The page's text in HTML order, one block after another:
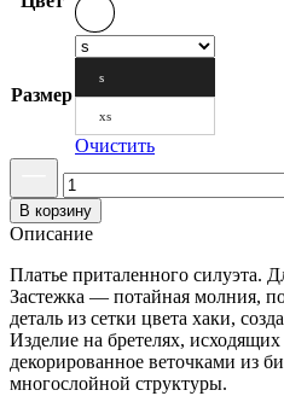
Размер
s
xs
Очистить
В корзину
Описание
Платье приталенного силуэта.
Застежка — потайная молния,
деталь из сетки цвета хаки,
Изделие на бретелях, исходящих
декорированное веточками из
многослойной структуры.